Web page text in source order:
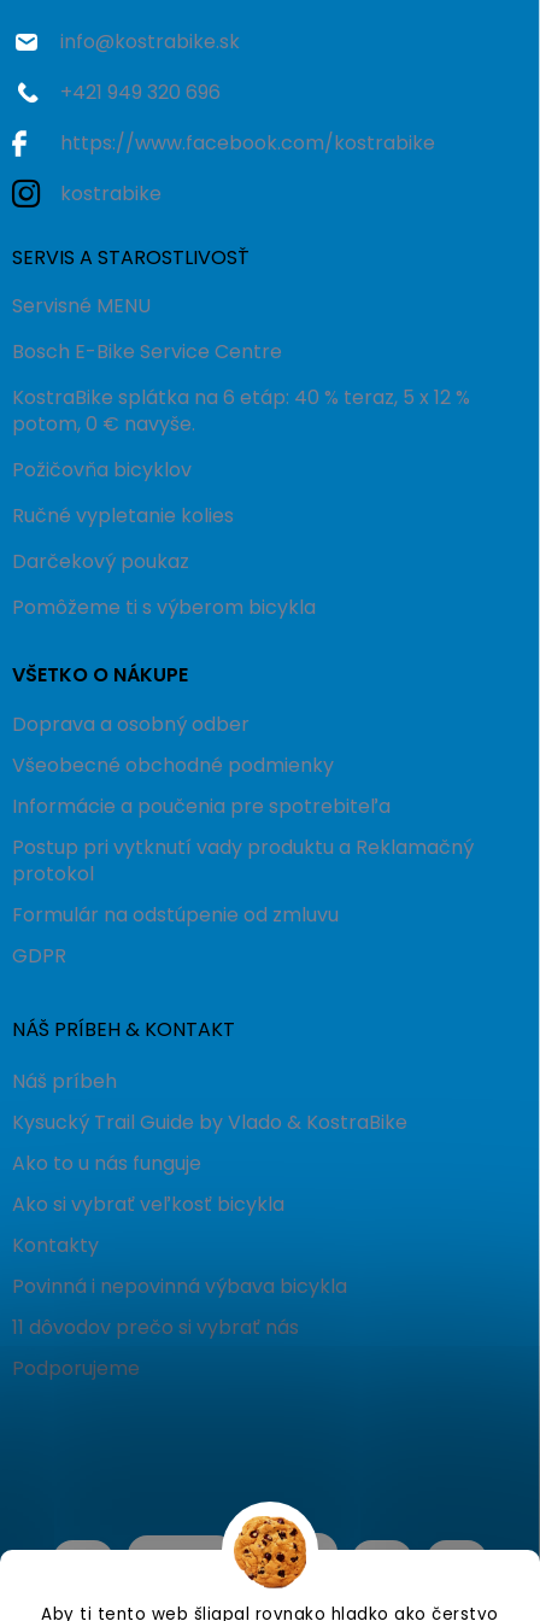
Aby ti tento web šliapal rovnako hladko ako čerstvo
info@kostrabike.sk
+421 949 320 696
https://www.facebook.com/kostrabike
kostrabike
SERVIS A STAROSTLIVOSŤ
Servisné MENU
Bosch E-Bike Service Centre
KostraBike splátka na 6 etáp: 40 % teraz, 5 x 12 %
potom, 0 € navyše.
Požičovňa bicyklov
Ručné vypletanie kolies
Darčekový poukaz
Pomôžeme ti s výberom bicykla
VŠETKO O NÁKUPE
Doprava a osobný odber
Všeobecné obchodné podmienky
Informácie a poučenia pre spotrebiteľa
Postup pri vytknutí vady produktu a Reklamačný
protokol
Formulár na odstúpenie od zmluvu
GDPR
NÁŠ PRÍBEH & KONTAKT
Náš príbeh
Kysucký Trail Guide by Vlado & KostraBike
Ako to u nás funguje
Ako si vybrať veľkosť bicykla
Kontakty
Povinná i nepovinná výbava bicykla
11 dôvodov prečo si vybrať nás
Podporujeme